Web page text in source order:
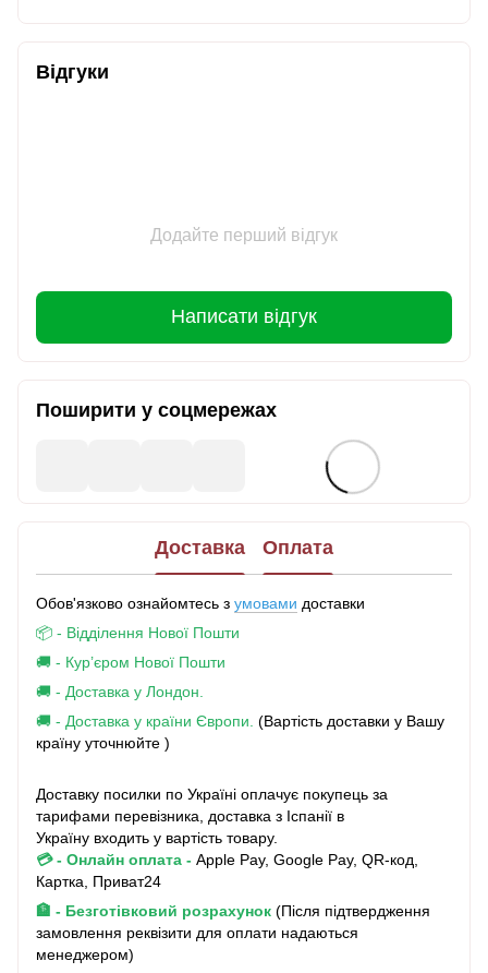
Відгуки
Додайте перший відгук
Написати відгук
Поширити у соцмережах
Доставка Оплата
Обов'язково ознайомтесь з умовами доставки
📦 - Відділення Нової Пошти
🚚 - Кур’єром Нової Пошти
🚚 - Доставка у Лондон.
🚚 - Доставка у країни Європи. (Вартість доставки у Вашу
країну уточнюйте )
Доставку посилки по Україні оплачує покупець за
тарифами перевізника, доставка з Іспанії в
Україну входить у вартість товару.
💳 - Онлайн оплата - Apple Pay, Google Pay, QR-код,
Картка, Приват24
🏦 - Безготівковий розрахунок (Після підтвердження
замовлення реквізити для оплати надаються
менеджером)